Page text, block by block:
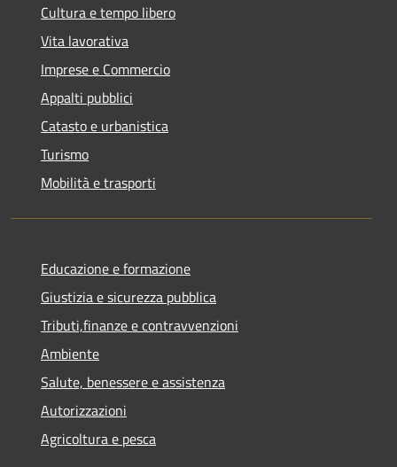
Cultura e tempo libero
Vita lavorativa
Imprese e Commercio
Appalti pubblici
Catasto e urbanistica
Turismo
Mobilità e trasporti
Educazione e formazione
Giustizia e sicurezza pubblica
Tributi,finanze e contravvenzioni
Ambiente
Salute, benessere e assistenza
Autorizzazioni
Agricoltura e pesca